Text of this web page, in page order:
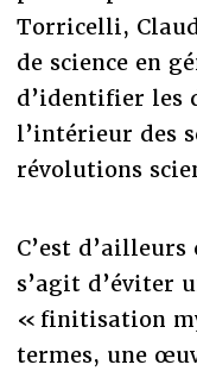
Torricelli,
de science en
d’identifier les
l’intérieur des
révolutions
C’est
s’agit d’éviter
« finitisation
termes, une